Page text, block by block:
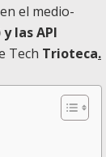
el medio-
las API
Tech Trioteca.